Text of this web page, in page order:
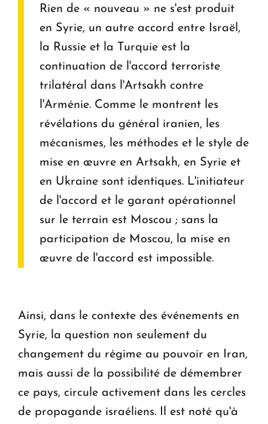
Rien de « nouveau » ne s'est produit
en Syrie, un autre accord entre Israël,
la Russie et la Turquie est la
continuation de l'accord terroriste
trilatéral dans l'Artsakh contre
l'Arménie. Comme le montrent les
révélations du général iranien, les
mécanismes, les méthodes et le style de
mise en œuvre en Artsakh, en Syrie et
en Ukraine sont identiques. L'initiateur
de l'accord et le garant opérationnel
sur le terrain est Moscou ; sans la
participation de Moscou, la mise en
œuvre de l'accord est impossible.
Ainsi, dans le contexte des événements en
Syrie, la question non seulement du
changement du régime au pouvoir en Iran,
mais aussi de la possibilité de démembrer
ce pays, circule activement dans les cercles
de propagande israéliens. Il est noté qu'à